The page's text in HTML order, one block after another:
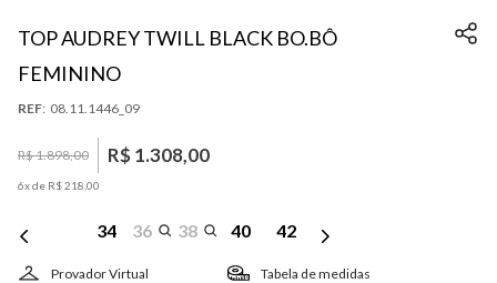
TOP AUDREY TWILL BLACK BO.BÔ
FEMININO
: 08.11.1446_09
R$1.898,00 R$1.308,00
6x de R$218 00
34 36 38 40 42
Tabela de medidas